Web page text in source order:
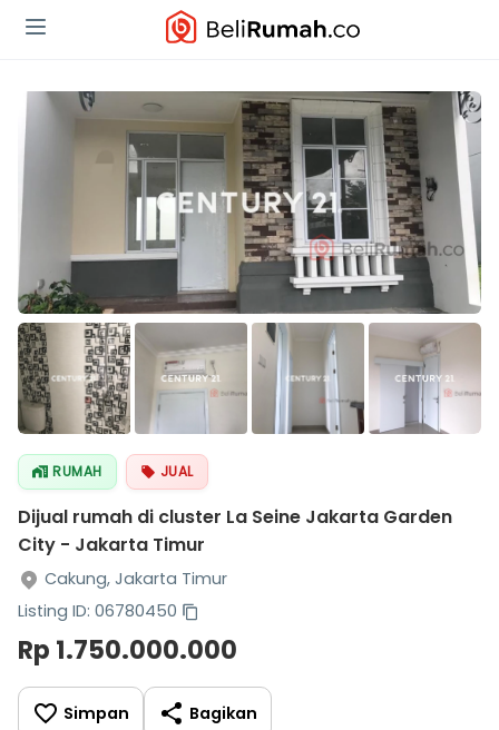
RUMAH JUAL
Dijual rumah di cluster La Seine Jakarta Garden
City - Jakarta Timur
Cakung, Jakarta Timur
Listing ID: 06780450
Rp 1.750.000.000
Simpan Bagikan